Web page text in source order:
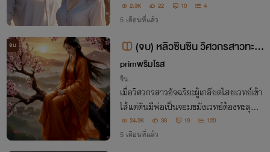
2.3K 22 10 4
5 เดือนที่แล้ว
จบ
(จบ) หลิวซินซิน วิศวกรสาวทะลุ
มิติพลิกแผ่นดิน
primพริมโรส
จีน
เมื่อวิศวกรสาวอัจฉริยะผู้เกลียดไสยเวทย์เข้า
ไส้แต่ดันมีพ่อเป็นจอมขมังเวทย์ต้องทะลุมิติ
มาอยู่ในกองทัพอดอยากยุคโบราณสมองแห่
งวิทยาศาสตร์จะผสานมนตราขุนแผนพร้อม
24.3K 38 19 120
5 เดือนที่แล้ว